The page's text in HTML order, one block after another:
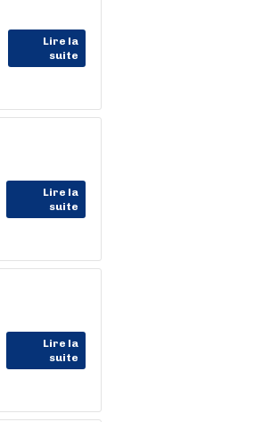
Lire la
suite
Lire la
suite
Lire la
suite